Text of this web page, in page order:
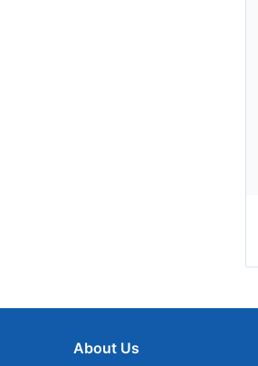
About Us